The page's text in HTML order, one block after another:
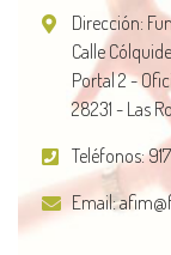
Dirección:
Calle
Portal 2 -
28231 - Las
Teléfonos:
Email: